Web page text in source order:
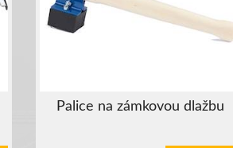
Palice na zámkovou dlažbu